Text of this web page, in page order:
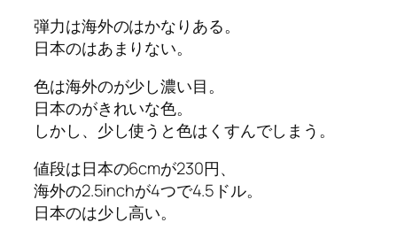
弾力は海外のはかなりある。
日本のはあまりない。
色は海外のが少し濃い目。
日本のがきれいな色。
しかし、少し使うと色はくすんでしまう。
値段は日本の6cmが230円、
海外の2.5inchが4つで4.5ドル。
日本のは少し高い。